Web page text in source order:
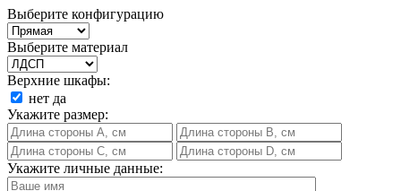
Выберите конфигурацию
Выберите материал
Верхние шкафы:
нет да
Укажите размер:
Укажите личные данные: